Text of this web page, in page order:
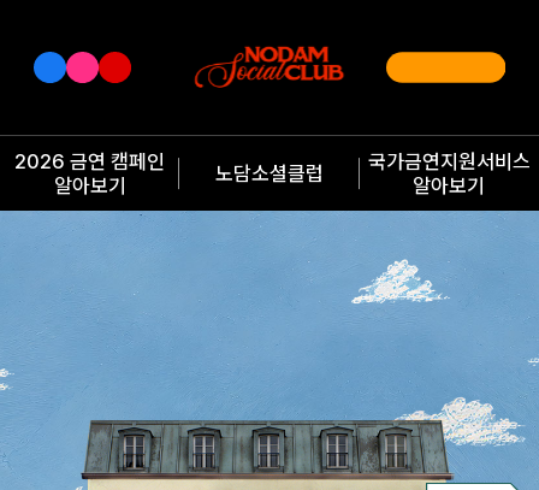
2026 금연 캠페인
알아보기
노담소셜클럽
국가금연지원서비스
알아보기